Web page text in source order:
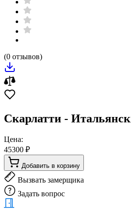
(0 отзывов)
Скарлатти -
Цена:
45300 ₽
Добавить в корзину
Вызвать замерщика
Задать вопрос